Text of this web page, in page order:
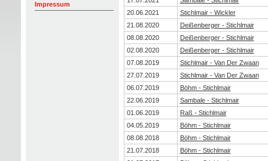
Impressum
20.06.2021
Stichlmair - Wickler
21.08.2020
Deißenberger - Stichlmair
08.08.2020
Deißenberger - Stichlmair
02.08.2020
Deißenberger - Stichlmair
07.08.2019
Stichlmair - Van Der Zwaan
27.07.2019
Stichlmair - Van Der Zwaan
06.07.2019
Böhm - Stichlmair
22.06.2019
Sambale - Stichlmair
01.06.2019
Raß - Stichlmair
04.05.2019
Böhm - Stichlmair
08.08.2018
Böhm - Stichlmair
21.07.2018
Böhm - Stichlmair